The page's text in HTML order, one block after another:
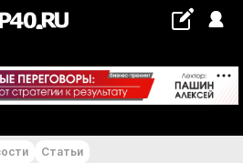
+12...+13 °С
Статьи